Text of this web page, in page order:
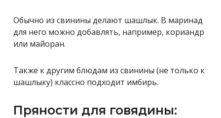
Обычно из свинины делают шашлык. В маринад
для него можно добавлять, например, кориандр
или майоран.
Также к другим блюдам из свинины (не только к
шашлыку) классно подходит имбирь.
Пряности для говядины: